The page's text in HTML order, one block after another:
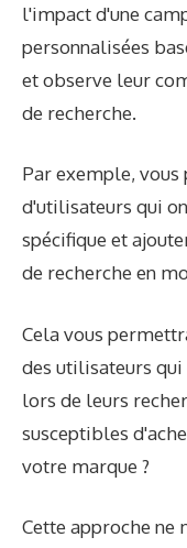
l'impact d'une
personnalisées
et observe leur
de recherche.
Par exemple, vous
d'utilisateurs qui
spécifique et
de recherche en
Cela vous
des utilisateurs qui
lors de leurs
susceptibles
votre marque ?
Cette approche ne